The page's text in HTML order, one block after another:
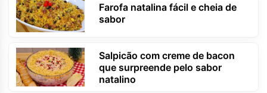
Farofa natalina fácil e cheia de
sabor
Salpicão com creme de bacon
que surpreende pelo sabor
natalino